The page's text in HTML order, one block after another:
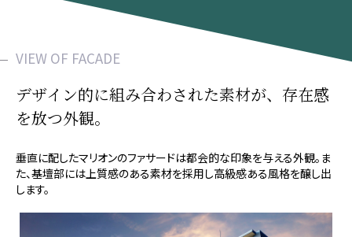
VIEW OF FACADE
デザイン的に組み合わされた素材が、 存在感
を放つ外観。
垂直に配したマリオンのファサードは都会的な印象を与える外観。ま
た、基壇部には上質感のある素材を採用し高級感ある風格を醸し出
します。